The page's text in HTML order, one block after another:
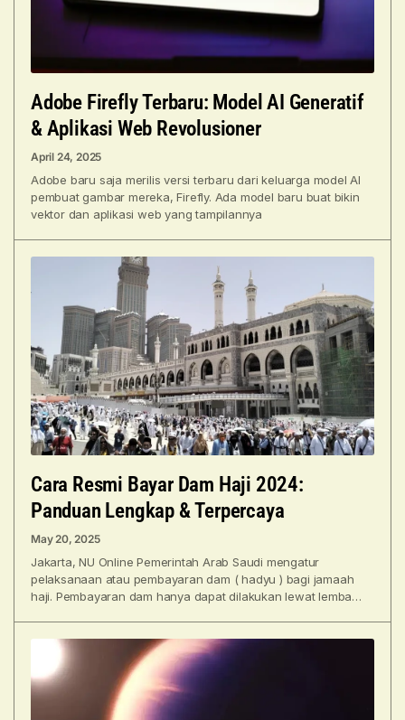
Adobe Firefly Terbaru: Model AI Generatif
& Aplikasi Web Revolusioner
April 24, 2025
Adobe baru saja merilis versi terbaru dari keluarga model AI
pembuat gambar mereka, Firefly. Ada model baru buat bikin
vektor dan aplikasi web yang tampilannya
Cara Resmi Bayar Dam Haji 2024:
Panduan Lengkap & Terpercaya
May 20, 2025
Jakarta, NU Online Pemerintah Arab Saudi mengatur
pelaksanaan atau pembayaran dam ( hadyu ) bagi jamaah
haji. Pembayaran dam hanya dapat dilakukan lewat lembaga